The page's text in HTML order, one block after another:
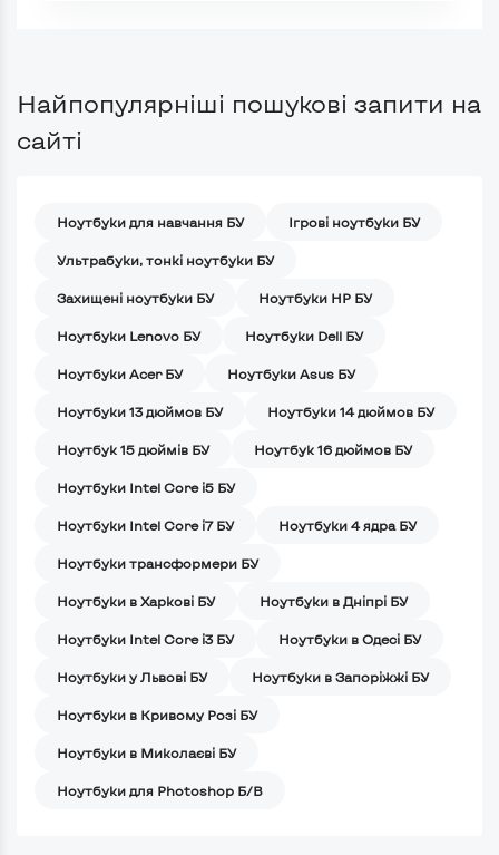
Найпопулярніші пошукові запити на
сайті
Ноутбуки для навчання БУ Iгрові ноутбуки БУ
Ультрабуки, тонкі ноутбуки БУ
Захищені ноутбуки БУ Ноутбуки HP БУ
Ноутбуки Lenovo БУ Ноутбуки Dell БУ
Ноутбуки Acer БУ Ноутбуки Asus БУ
Ноутбуки 13 дюймов БУ Ноутбуки 14 дюймов БУ
Ноутбук 15 дюймів БУ Ноутбук 16 дюймов БУ
Ноутбуки Intel Core i5 БУ
Ноутбуки Intel Core i7 БУ Ноутбуки 4 ядра БУ
Ноутбуки трансформери БУ
Ноутбуки в Харкові БУ Ноутбуки в Дніпрі БУ
Ноутбуки Intel Core i3 БУ Ноутбуки в Одесі БУ
Ноутбуки у Львові БУ Ноутбуки в Запоріжжі БУ
Ноутбуки в Кривому Розі БУ
Ноутбуки в Миколаєві БУ
Ноутбуки для Photoshop Б/В